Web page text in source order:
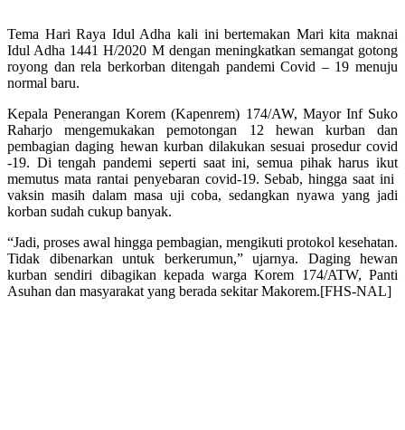
Tema Hari Raya Idul Adha kali ini bertemakan Mari kita maknai
Idul Adha 1441 H/2020 M dengan meningkatkan semangat gotong
royong dan rela berkorban ditengah pandemi Covid – 19 menuju
normal baru.
Kepala Penerangan Korem (Kapenrem) 174/AW, Mayor Inf Suko
Raharjo mengemukakan pemotongan 12 hewan kurban dan
pembagian daging hewan kurban dilakukan sesuai prosedur covid
-19. Di tengah pandemi seperti saat ini, semua pihak harus ikut
memutus mata rantai penyebaran covid-19. Sebab, hingga saat ini
vaksin masih dalam masa uji coba, sedangkan nyawa yang jadi
korban sudah cukup banyak.
“Jadi, proses awal hingga pembagian, mengikuti protokol kesehatan.
Tidak dibenarkan untuk berkerumun,” ujarnya. Daging hewan
kurban sendiri dibagikan kepada warga Korem 174/ATW, Panti
Asuhan dan masyarakat yang berada sekitar Makorem.[FHS-NAL]